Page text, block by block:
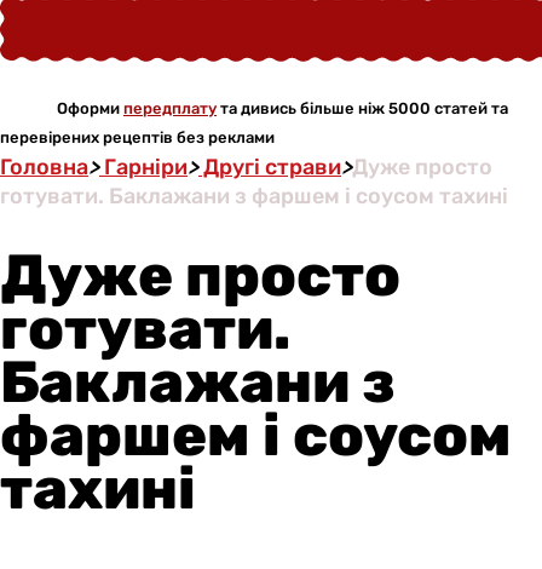
Оформи передплату та дивись більше ніж 5000 статей та
перевірених рецептів без реклами
Головна>Гарніри>Другі страви>Дуже просто
готувати. Баклажани з фаршем і соусом тахині
Дуже просто
готувати.
Баклажани з
фаршем і соусом
тахині